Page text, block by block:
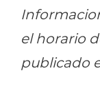
el horario
publicado